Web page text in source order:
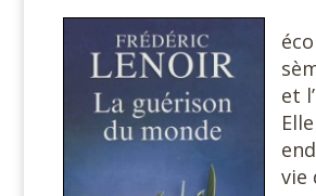
et
vie